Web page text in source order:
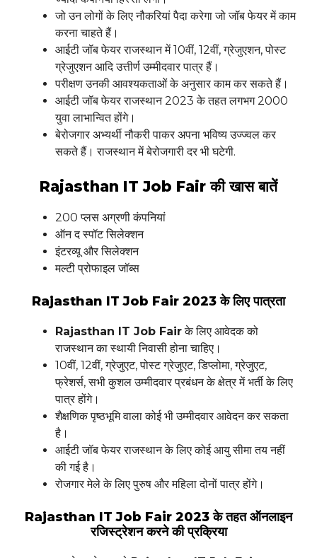
जो उन लोगों के लिए नौकरियां पैदा करेगा जो जॉब फेयर में काम
करना चाहते हैं।
आईटी जॉब फेयर राजस्थान में 10वीं, 12वीं, ग्रेजुएशन, पोस्ट
ग्रेजुएशन आदि उत्तीर्ण उम्मीदवार पात्र हैं।
परीक्षण उनकी आवश्यकताओं के अनुसार काम कर सकते हैं।
आईटी जॉब फेयर राजस्थान 2023 के तहत लगभग 2000
युवा लाभान्वित होंगे।
बेरोजगार अभ्यर्थी नौकरी पाकर अपना भविष्य उज्ज्वल कर
सकते हैं। राजस्थान में बेरोजगारी दर भी घटेगी.
Rajasthan IT Job Fair की खास बातें
200 प्लस अग्रणी कंपनियां
ऑन द स्पॉट सिलेक्शन
इंटरव्यू और सिलेक्शन
मल्टी प्रोफाइल जॉब्स
Rajasthan IT Job Fair 2023 के लिए पात्रता
Rajasthan IT Job Fairके लिए आवेदक को
राजस्थान का स्थायी निवासी होना चाहिए।
10वीं, 12वीं, ग्रेजुएट, पोस्ट ग्रेजुएट, डिप्लोमा, ग्रेजुएट,
फ्रेशर्स, सभी कुशल उम्मीदवार प्रबंधन के क्षेत्र में भर्ती के लिए
पात्र होंगे।
शैक्षणिक पृष्ठभूमि वाला कोई भी उम्मीदवार आवेदन कर सकता
है।
आईटी जॉब फेयर राजस्थान के लिए कोई आयु सीमा तय नहीं
की गई है।
रोजगार मेले के लिए पुरुष और महिला दोनों पात्र होंगे।
Rajasthan IT Job Fair 2023 के तहत ऑनलाइन
रजिस्ट्रेशन करने की प्रक्रिया